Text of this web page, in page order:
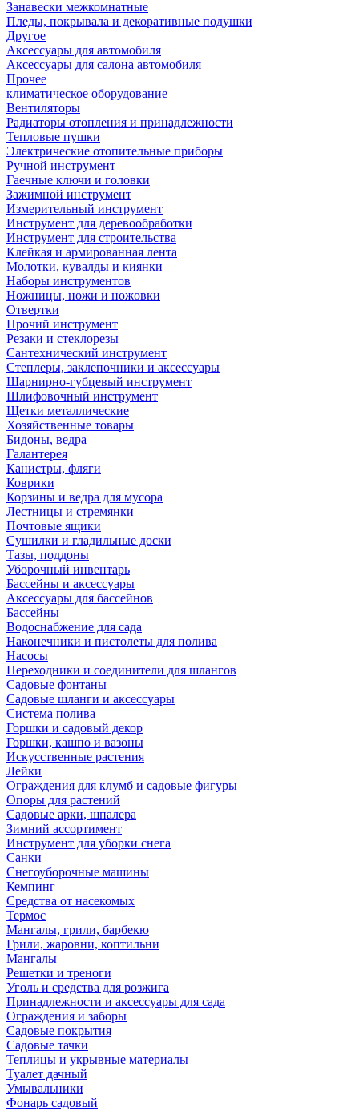
Занавески межкомнатные
Пледы, покрывала и декоративные подушки
Другое
Аксессуары для автомобиля
Аксессуары для салона автомобиля
Прочее
климатическое оборудование
Вентиляторы
Радиаторы отопления и принадлежности
Тепловые пушки
Электрические отопительные приборы
Ручной инструмент
Гаечные ключи и головки
Зажимной инструмент
Измерительный инструмент
Инструмент для деревообработки
Инструмент для строительства
Клейкая и армированная лента
Молотки, кувалды и киянки
Наборы инструментов
Ножницы, ножи и ножовки
Отвертки
Прочий инструмент
Резаки и стеклорезы
Сантехнический инструмент
Степлеры, заклепочники и аксессуары
Шарнирно-губцевый инструмент
Шлифовочный инструмент
Щетки металлические
Хозяйственные товары
Бидоны, ведра
Галантерея
Канистры, фляги
Коврики
Корзины и ведра для мусора
Лестницы и стремянки
Почтовые ящики
Сушилки и гладильные доски
Тазы, поддоны
Уборочный инвентарь
Бассейны и аксессуары
Аксессуары для бассейнов
Бассейны
Водоснабжение для сада
Наконечники и пистолеты для полива
Насосы
Переходники и соединители для шлангов
Садовые фонтаны
Садовые шланги и аксессуары
Система полива
Горшки и садовый декор
Горшки, кашпо и вазоны
Искусственные растения
Лейки
Ограждения для клумб и садовые фигуры
Опоры для растений
Садовые арки, шпалера
Зимний ассортимент
Инструмент для уборки снега
Санки
Снегоуборочные машины
Кемпинг
Средства от насекомых
Термос
Мангалы, грили, барбекю
Грили, жаровни, коптильни
Мангалы
Решетки и треноги
Уголь и средства для розжига
Принадлежности и аксессуары для сада
Ограждения и заборы
Садовые покрытия
Садовые тачки
Теплицы и укрывные материалы
Туалет дачный
Умывальники
Фонарь садовый